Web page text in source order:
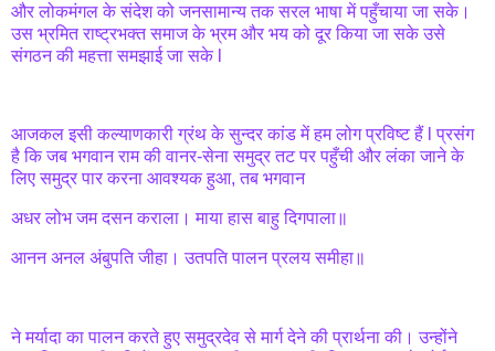
और लोकमंगल के संदेश को जनसामान्य तक सरल भाषा में पहुँचाया जा सके।
उस भ्रमित राष्ट्रभक्त समाज के भ्रम और भय को दूर किया जा सके उसे
संगठन की महत्ता समझाई जा सके l
आजकल इसी कल्याणकारी ग्रंथ के सुन्दर कांड में हम लोग प्रविष्ट हैं l प्रसंग
है कि जब भगवान राम की वानर-सेना समुद्र तट पर पहुँची और लंका जाने के
लिए समुद्र पार करना आवश्यक हुआ, तब भगवान
अधर लोभ जम दसन कराला। माया हास बाहु दिगपाला॥
आनन अनल अंबुपति जीहा। उतपति पालन प्रलय समीहा॥
ने मर्यादा का पालन करते हुए समुद्रदेव से मार्ग देने की प्रार्थना की। उन्होंने